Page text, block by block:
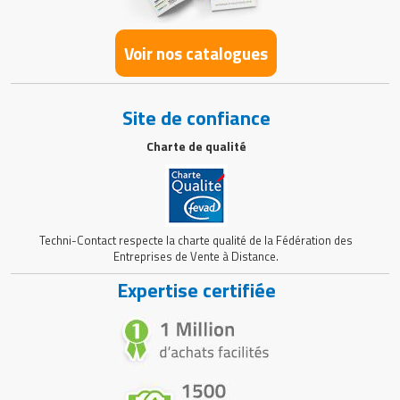
Voir nos catalogues
Site de confiance
Charte de qualité
Techni-Contact respecte la charte qualité de la Fédération des
Entreprises de Vente à Distance.
Expertise certifiée